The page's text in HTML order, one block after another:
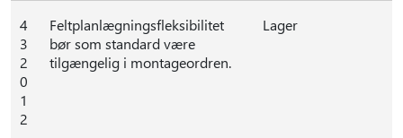
4
3
2
0
1
2
Feltplanlægningsfleksibilitet
bør som standard være
tilgængelig i montageordren.
Lager